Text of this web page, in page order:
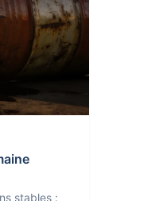
stables :